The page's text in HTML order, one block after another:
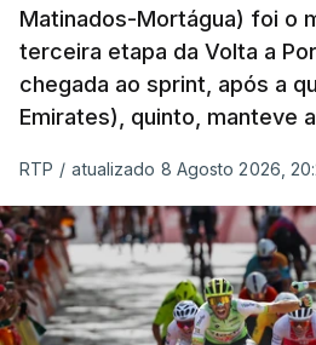
Matinados-Mortágua) foi o
terceira etapa da Volta a
chegada ao sprint, após a
Emirates), quinto, manteve
RTP / atualizado 8 Agosto 2026,